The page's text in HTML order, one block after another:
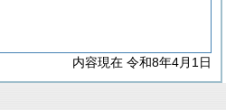
内容現在 令和8年4月1日